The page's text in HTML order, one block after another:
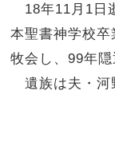
18年11月1日
本聖書神学校
牧会し、99年隠
遺族は夫・河